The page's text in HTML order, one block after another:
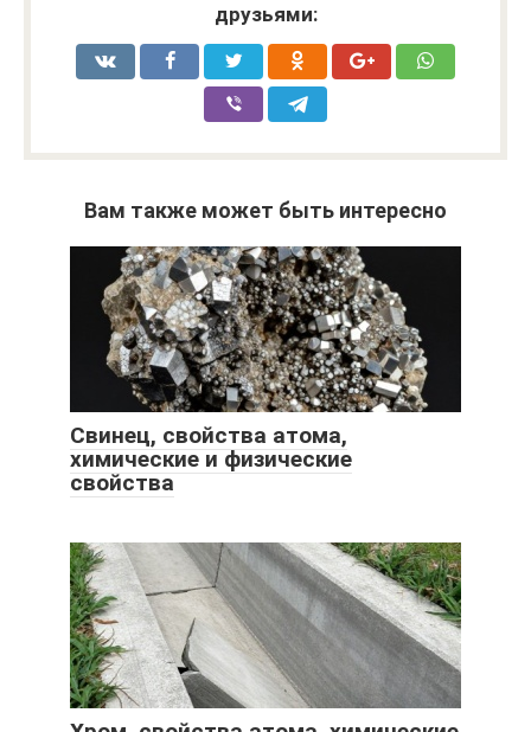
друзьями:
Вам также может быть интересно
Свинец, свойства атома,
химические и физические
свойства